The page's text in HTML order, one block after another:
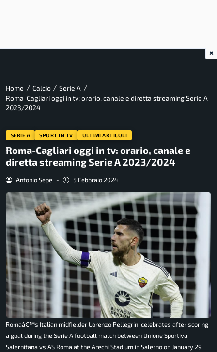
Home / Calcio / Serie A /
Roma-Cagliari oggi in tv: orario, canale e diretta streaming Serie A
2023/2024
SERIE A SPORT IN TV ULTIMI ARTICOLI
Roma-Cagliari oggi in tv: orario, canale e
diretta streaming Serie A 2023/2024
Antonio Sepe - 5 Febbraio 2024
Romaâ€™s Italian midfielder Lorenzo Pellegrini celebrates after scoring
a goal during the Serie A football match between Unione Sportiva
Salernitana vs AS Roma at the Arechi Stadium in Salerno on January 29,
×